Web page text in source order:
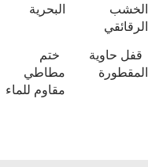
الخشب
الرقائقي
البحرية
قفل حاوية
المقطورة
ختم
مطاطي
مقاوم للماء